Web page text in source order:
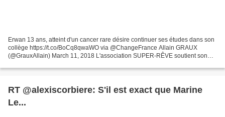
Erwan 13 ans, atteint d'un cancer rare désire continuer ses études dans son
collège https://t.co/BoCq8qwaWO via @ChangeFrance Allain GRAUX
(@GrauxAllain) March 11, 2018 L'association SUPER-RÊVE soutient son
RT @alexiscorbiere: S'il est exact que Marine
Le...